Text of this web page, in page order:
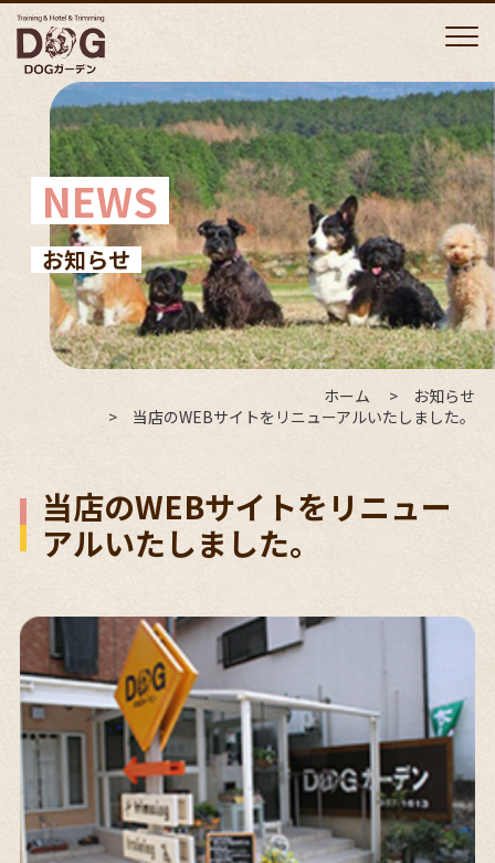
NEWS
お知らせ
ホーム
お知らせ
当店のWEBサイトをリニューアルいたしました。
当店のWEBサイトをリニュー
アルいたしました。